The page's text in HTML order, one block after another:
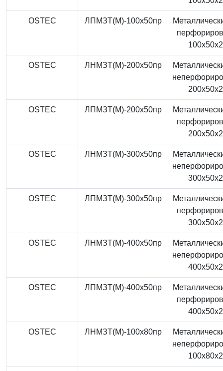
OSTEC ЛПМЗТ(М)-100x50пр
OSTEC ЛНМЗТ(М)-200x50пр
OSTEC ЛПМЗТ(М)-200x50пр
OSTEC ЛНМЗТ(М)-300x50пр
OSTEC ЛПМЗТ(М)-300x50пр
OSTEC ЛНМЗТ(М)-400x50пр
OSTEC ЛПМЗТ(М)-400x50пр
OSTEC ЛНМЗТ(М)-100x80пр